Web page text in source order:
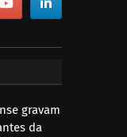
gravam
da